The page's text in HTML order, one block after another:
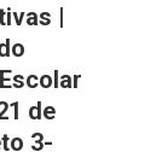
|
de
3-